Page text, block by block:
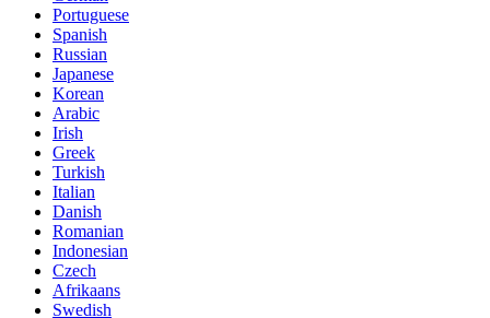
Portuguese
Spanish
Russian
Japanese
Korean
Arabic
Irish
Greek
Turkish
Italian
Danish
Romanian
Indonesian
Czech
Afrikaans
Swedish